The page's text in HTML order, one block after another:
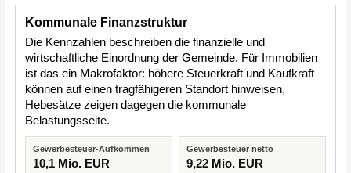
Kommunale Finanzstruktur
Die Kennzahlen beschreiben die finanzielle und
wirtschaftliche Einordnung der Gemeinde. Für Immobilien
ist das ein Makrofaktor: höhere Steuerkraft und Kaufkraft
können auf einen tragfähigeren Standort hinweisen,
Hebesätze zeigen dagegen die kommunale
Belastungsseite.
Gewerbesteuer-Aufkommen
10,1 Mio. EUR
Gewerbesteuer netto
9,22 Mio. EUR